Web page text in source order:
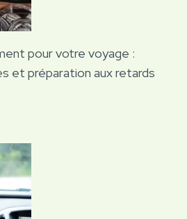
pour votre voyage :
et préparation aux retards